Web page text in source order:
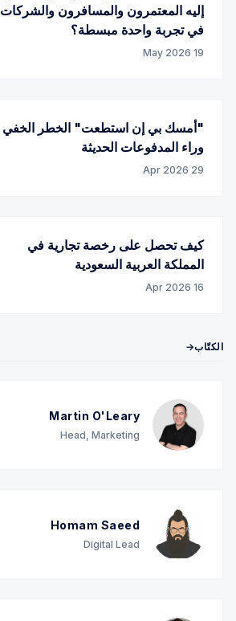
إليه المعتمرون والمسافرون والشركات
في تجربة واحدة مبسطة؟
19 May 2026
"أمسك بي إن استطعت" الخطر الخفي
وراء المدفوعات الحديثة
29 Apr 2026
كيف تحصل على رخصة تجارية في
المملكة العربية السعودية
16 Apr 2026
الكتّاب→
Martin O'Leary
Head, Marketing
Homam Saeed
Digital Lead